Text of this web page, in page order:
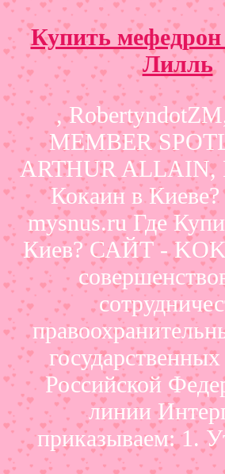
Купить мефедрон
Лилль
,
MEMBER
ARTHUR ALLAIN,
Кокаин в
mysnus.ru Где
Киев? САЙТ -
Российской
линии
приказываем: 1.